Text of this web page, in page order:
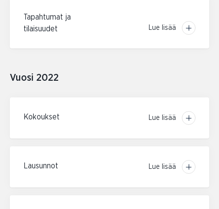
Tapahtumat ja
tilaisuudet
Lue lisää
Vuosi 2022
Kokoukset Lue lisää
Lausunnot Lue lisää